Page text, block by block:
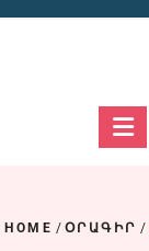
HOME /ՕՐԱԳԻՐ /